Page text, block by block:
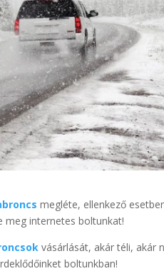
megléte, ellenkező
meg internetes boltunkat!
vásárlását, akár téli, akár
boltunkban!